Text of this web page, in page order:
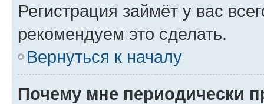
Регистрация займёт у вас
рекомендуем это сделать.
Вернуться к началу
Почему мне периодически